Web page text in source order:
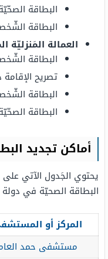
البطاقة
البطاقة
العمالة المَنزليّة
البطاقة
تصريح
البطاقة
البطاقة
أماكن تجديد
يحتوي الجَدول الآتي على
البطاقة الصحيّة في
المركز أو
مستشفى حمد